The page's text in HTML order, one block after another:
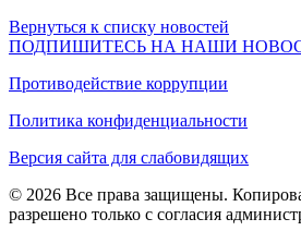
Вернуться к списку новостей
ПОДПИШИТЕСЬ НА НАШИ
Противодействие коррупции
Политика конфиденциальности
Версия сайта для слабовидящих
© 2026 Все права защищены.
разрешено только с согласия